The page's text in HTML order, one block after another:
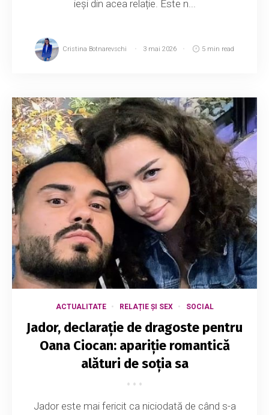
ieși din acea relație. Este n...
Cristina Botnarevschi 3 mai 2026 5 min read
ACTUALITATE RELAȚIE ȘI SEX SOCIAL
Jador, declarație de dragoste pentru
Oana Ciocan: apariție romantică
alături de soția sa
Jador este mai fericit ca niciodată de când s-a